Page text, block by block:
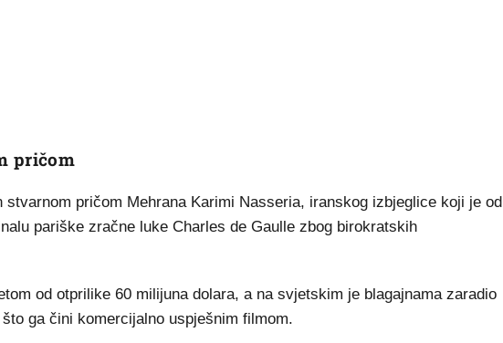
pričom
stvarnom pričom Mehrana Karimi Nasseria, iranskog izbjeglice koji je od
pariške zračne luke Charles de Gaulle zbog birokratskih
od otprilike 60 milijuna dolara, a na svjetskim je blagajnama zaradio
ga čini komercijalno uspješnim filmom.